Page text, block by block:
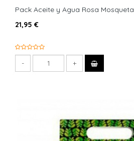
Pack Aceite y Agua Rosa Mosqueta
21,95 €